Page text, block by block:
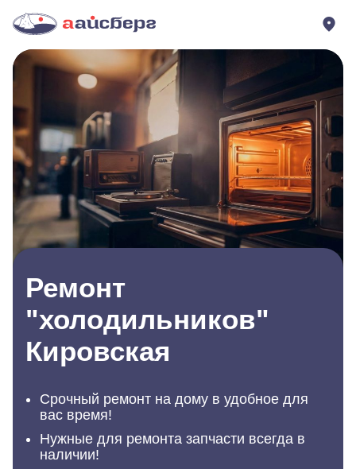
Ремонт
"холодильников"
Кировская
Срочный ремонт на дому в удобное для
вас время!
Нужные для ремонта запчасти всегда в
наличии!